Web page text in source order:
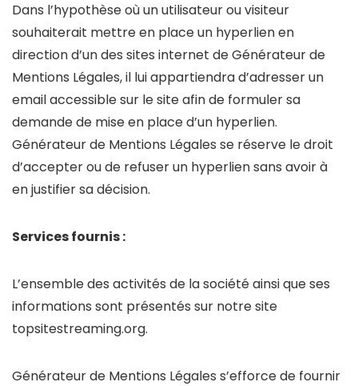
Dans l’hypothèse où un utilisateur ou visiteur
souhaiterait mettre en place un hyperlien en
direction d’un des sites internet de Générateur de
Mentions Légales, il lui appartiendra d’adresser un
email accessible sur le site afin de formuler sa
demande de mise en place d’un hyperlien.
Générateur de Mentions Légales se réserve le droit
d’accepter ou de refuser un hyperlien sans avoir à
en justifier sa décision.
Services fournis :
L’ensemble des activités de la société ainsi que ses
informations sont présentés sur notre site
topsitestreaming.org.
Générateur de Mentions Légales s’efforce de fournir